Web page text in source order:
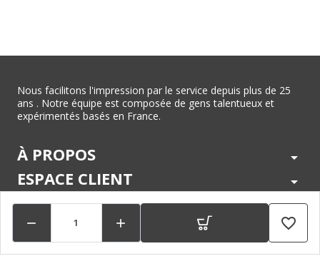
  favorite_border
Nous facilitons l'impression par le service depuis plus de 25
ans . Notre équipe est composée de gens talentueux et
expérimentés basés en France.
À PROPOS arrow_drop_down
ESPACE CLIENT arrow_drop_down
CENTRE D'AIDE arrow_drop_down
LÉGAL arrow_drop_down
MARQUES arrow_drop_down